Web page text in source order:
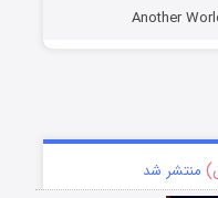
منتشر شد